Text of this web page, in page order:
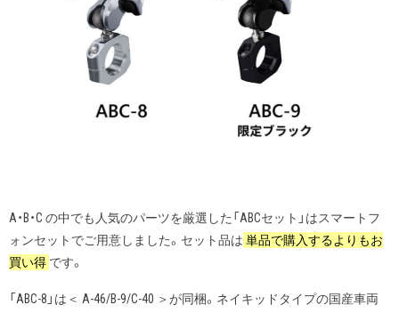
A・B・C の中でも人気のパーツを厳選した「ABCセット」はスマートフ
ォンセットでご用意しました。セット品は 単品で購入するよりもお
買い得 です。
「ABC-8」は＜ A-46/B-9/C-40 ＞が同梱。ネイキッドタイプの国産車両